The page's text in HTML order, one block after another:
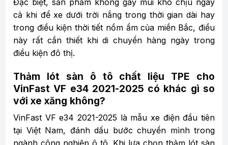
cả khi để xe dưới trời nắng trong thời gian dài hay
trong điều kiện thời tiết nồm ẩm của miền Bắc, điều
này rất cần thiết khi di chuyển hàng ngày trong
điều kiện đô thị.
Thảm lót sàn ô tô chất liệu TPE cho
VinFast VF e34 2021-2025 có khác gì so
với xe xăng không?
VinFast VF e34 2021-2025 là mẫu xe điện đầu tiên
tại Việt Nam, đánh dấu bước chuyển mình trong